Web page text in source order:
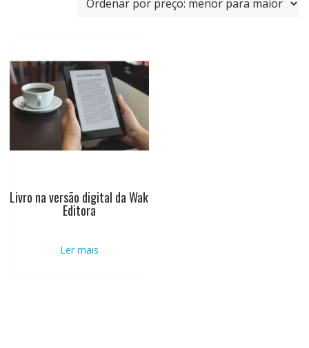
Livro na versão digital da Wak
Editora
Ler mais